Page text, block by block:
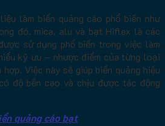
làm biển quảng cáo phổ biến như
đó, mica, alu và bạt Hiflex là các
sử dụng phổ biến trong việc làm
kỹ ưu – nhược điểm của từng loại
Việc này sẽ giúp biển quảng hiệu
độ bền cao và chịu được tác động
quảng cáo bạt